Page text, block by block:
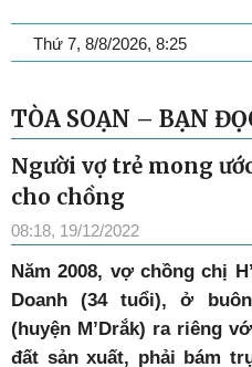
Thứ 7, 8/8/2026, 8:25
TÒA SOẠN – BẠN
Người vợ trẻ mong
cho chồng
08:18, 19/12/2022
Năm 2008, vợ chồng chị
Doanh (34 tuổi), ở
(huyện M’Drắk) ra riêng
đất sản xuất, phải bám